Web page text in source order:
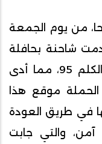
من يوم الجمعة
سبتمبر 2025 اصطدمت شاحنة بحافلة
صغيرة قرب قرية الغشوات عند الكلم 95، مما أدى
موقع هذا
في طريق العودة
والتي جابت